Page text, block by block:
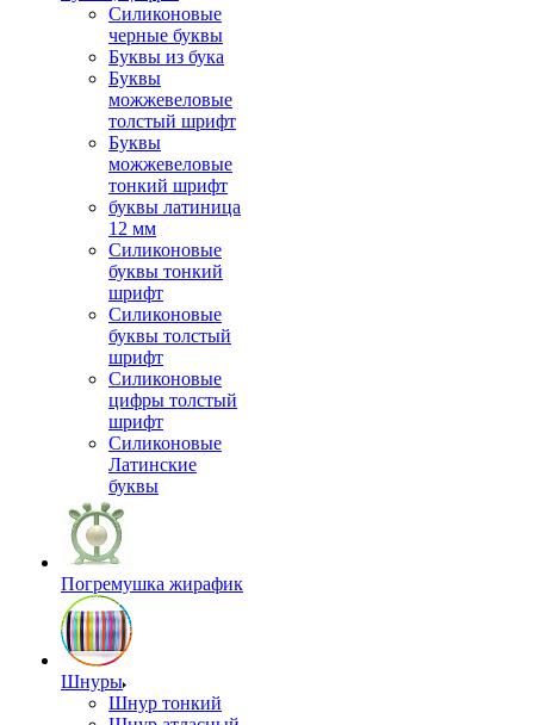
Силиконовые
черные буквы
Буквы из бука
Буквы
можжевеловые
толстый шрифт
Буквы
можжевеловые
тонкий шрифт
буквы латиница
12 мм
Силиконовые
буквы тонкий
шрифт
Силиконовые
буквы толстый
шрифт
Силиконовые
цифры толстый
шрифт
Силиконовые
Латинские
буквы
Погремушка жирафик
Шнуры
Шнур тонкий